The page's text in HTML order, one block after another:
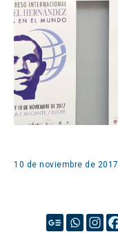
10 de noviembre de 2017